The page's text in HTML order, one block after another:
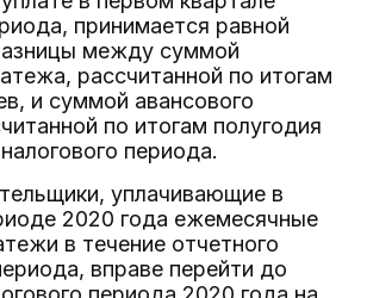
принимается равной
между суммой
рассчитанной по итогам
и суммой авансового
по итогам полугодия
периода.
уплачивающие в
2020 года ежемесячные
в течение отчетного
вправе перейти до